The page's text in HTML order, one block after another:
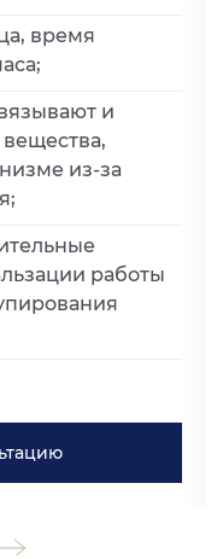
время
и
из-за
работы